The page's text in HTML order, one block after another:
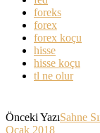
foreks
forex
forex koçu
hisse
hisse koçu
tl ne olur
Önceki YazıSahne
Ocak 2018